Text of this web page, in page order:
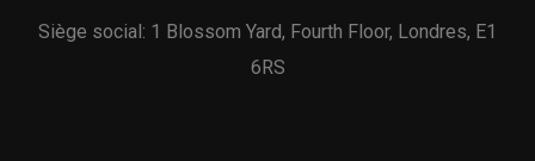
Siège social: 1 Blossom Yard, Fourth Floor, Londres, E1
6RS